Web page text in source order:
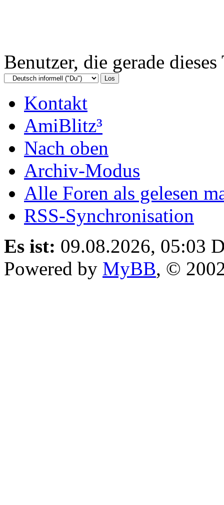
Benutzer, die gerade
Kontakt
AmiBlitz³
Nach oben
Archiv-Modus
Alle Foren als gelesen
RSS-Synchronisation
Es ist: 09.08.2026, 05:03
Powered by MyBB, ©